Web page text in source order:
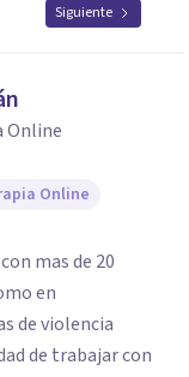
Siguiente
Online
Online
mas de 20
en
de violencia
de trabajar con